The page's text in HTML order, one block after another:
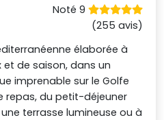
Noté 9
(255 avis)
élaborée à
de saison, dans un
imprenable sur le Golfe
repas, du petit-déjeuner
terrasse lumineuse ou à